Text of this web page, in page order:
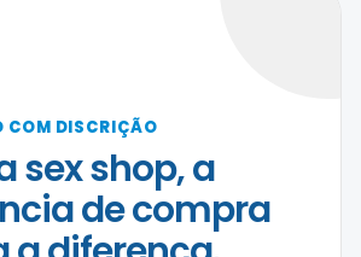
COM DISCRIÇÃO
sex shop, a
de compra